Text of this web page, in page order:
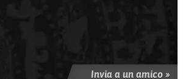
Invia a un amico »